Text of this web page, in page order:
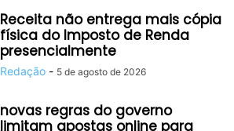
Receita não entrega mais cópia
física do Imposto de Renda
presencialmente
Redação - 5 de agosto de 2026
novas regras do governo
limitam apostas online para